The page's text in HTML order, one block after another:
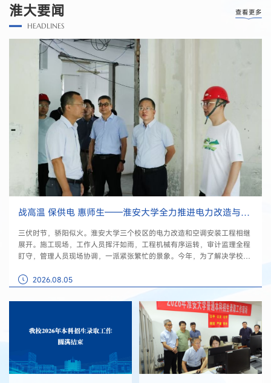
淮大要闻
HEADLINES
查看更多
战高温 保供电 惠师生——淮安大学全力推进电力改造与教室空调安装工程
三伏时节，骄阳似火。淮安大学三个校区的电力改造和空调安装工程相继
展开。施工现场，工作人员挥汗如雨，工程机械有序运转，审计监理全程
盯守，管理人员现场协调，一派紧张繁忙的景象。今年，为了解决学校电
暑假完成电力升级改造和教室空调安装这一民生项目，明确要求各有关部
门“把师生的烦心事当作心头事，不搞花架子，只解决真问题”，以实际行
动回答好“...
2026.08.05